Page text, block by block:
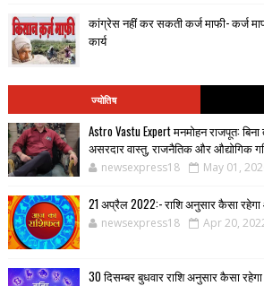
कांग्रेस नहीं कर सकती कर्ज माफी- कर्ज
कार्य
ज्योतिष
Astro Vastu Expert मनमोहन राजपूत:
असरदार वास्तु, राजनैतिक और औद्योगिक
newsexpress18 May 01,
21 अप्रैल 2022:- राशि अनुसार कैसा
newsexpress18 Apr 20,
30 दिसम्बर बुधवार राशि अनुसार कैसा